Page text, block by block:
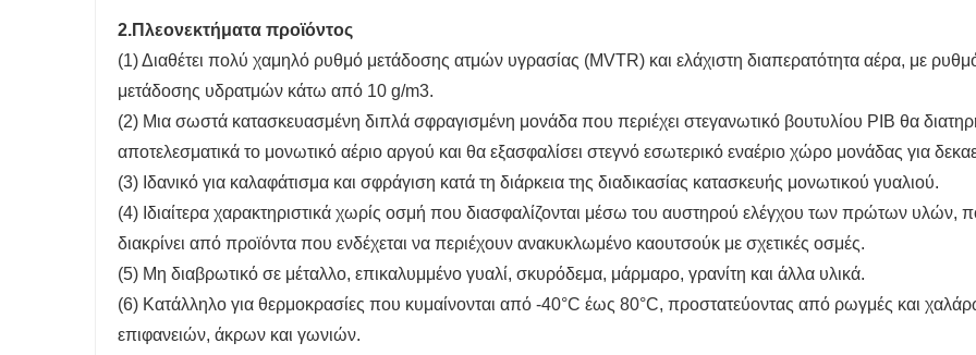
2.Πλεονεκτήματα προϊόντος
(1) Διαθέτει πολύ χαμηλό ρυθμό μετάδοσης ατμών υγρασίας (MVTR) και ελάχιστη διαπερατότητα αέρα, με
μετάδοσης υδρατμών κάτω από 10 g/m3.
(2) Μια σωστά κατασκευασμένη διπλά σφραγισμένη μονάδα που περιέχει στεγανωτικό βουτυλίου PIB θα
αποτελεσματικά το μονωτικό αέριο αργού και θα εξασφαλίσει στεγνό εσωτερικό εναέριο χώρο μονάδας για
(3) Ιδανικό για καλαφάτισμα και σφράγιση κατά τη διάρκεια της διαδικασίας κατασκευής μονωτικού γυαλιού.
(4) Ιδιαίτερα χαρακτηριστικά χωρίς οσμή που διασφαλίζονται μέσω του αυστηρού ελέγχου των πρώτων υλών,
διακρίνει από προϊόντα που ενδέχεται να περιέχουν ανακυκλωμένο καουτσούκ με σχετικές οσμές.
(5) Μη διαβρωτικό σε μέταλλο, επικαλυμμένο γυαλί, σκυρόδεμα, μάρμαρο, γρανίτη και άλλα υλικά.
(6) Κατάλληλο για θερμοκρασίες που κυμαίνονται από -40°C έως 80°C, προστατεύοντας από ρωγμές και
επιφανειών, άκρων και γωνιών.